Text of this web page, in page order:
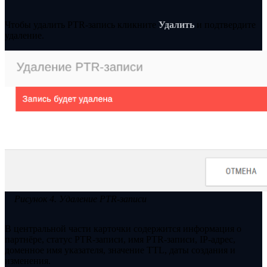
Чтобы удалить PTR-запись кликните Удалить и подтвердите
удаление.
Рисунок 4. Удаление PTR-записи
В центральной части карточки содержится информация о
партнёре, статус PTR-записи, имя PTR-записи, IP-адрес,
доменное имя указателя, значение TTL, даты создания и
изменения.